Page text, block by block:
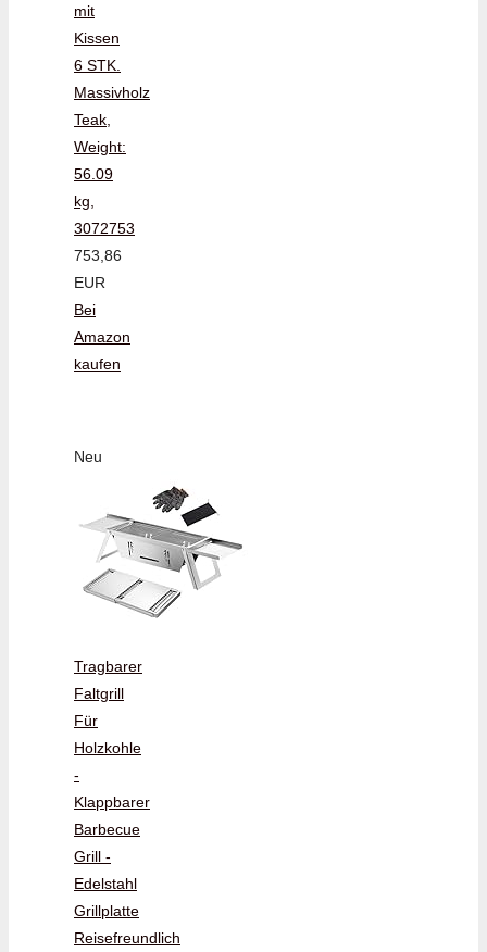
mit
Kissen
6 STK.
Massivholz
Teak,
Weight:
56.09
kg,
3072753
753,86
EUR
Bei
Amazon
kaufen
Neu
Tragbarer
Faltgrill
Für
Holzkohle
-
Klappbarer
Barbecue
Grill -
Edelstahl
Grillplatte
Reisefreundlich